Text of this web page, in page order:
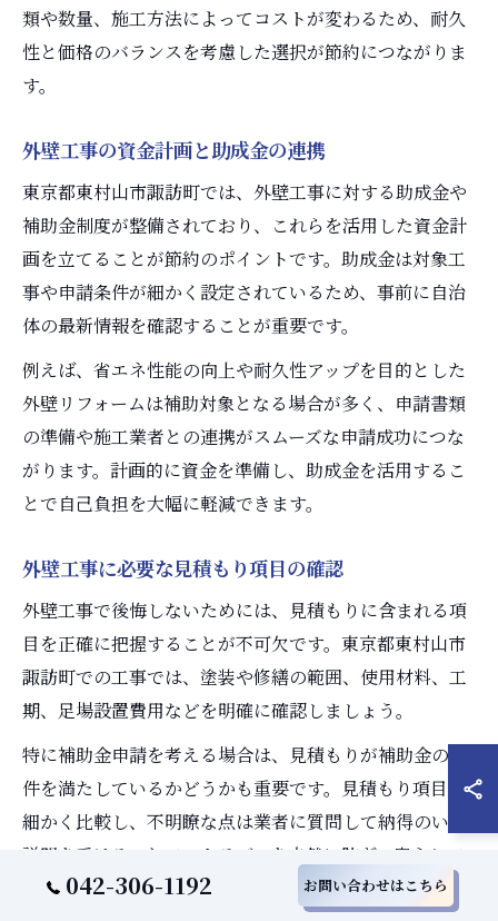
類や数量、施工方法によってコストが変わるため、耐久
性と価格のバランスを考慮した選択が節約につながりま
す。
外壁工事の資金計画と助成金の連携
東京都東村山市諏訪町では、外壁工事に対する助成金や
補助金制度が整備されており、これらを活用した資金計
画を立てることが節約のポイントです。助成金は対象工
事や申請条件が細かく設定されているため、事前に自治
体の最新情報を確認することが重要です。
例えば、省エネ性能の向上や耐久性アップを目的とした
外壁リフォームは補助対象となる場合が多く、申請書類
の準備や施工業者との連携がスムーズな申請成功につな
がります。計画的に資金を準備し、助成金を活用するこ
とで自己負担を大幅に軽減できます。
外壁工事に必要な見積もり項目の確認
外壁工事で後悔しないためには、見積もりに含まれる項
目を正確に把握することが不可欠です。東京都東村山市
諏訪町での工事では、塗装や修繕の範囲、使用材料、工
期、足場設置費用などを明確に確認しましょう。
特に補助金申請を考える場合は、見積もりが補助金の要
件を満たしているかどうかも重要です。見積もり項目を
細かく比較し、不明瞭な点は業者に質問して納得のいく
説明を受けることで、トラブルを未然に防ぎ、安心して
工事を進められます。
042-306-1192 お問い合わせはこちら